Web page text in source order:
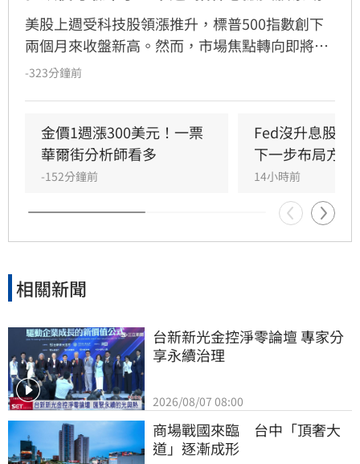
美股上週受科技股領漲推升，標普500指數創下
兩個月來收盤新高。然而，市場焦點轉向即將公
布的7月消費者物價指數（CPI），該數據將成為
彈恐引發股市拋售。目前市場對9月升息的預期
因就業數據疲軟而降溫，但油價波動與通膨焦慮
仍是主要風險。
-323分鐘前
金價1週漲300美元！一票
華爾街分析師看多
-152分鐘前
Fed沒升息股市
下一步布局方向
14小時前
相關新聞
台新新光金控淨零論壇 專家分
享永續治理
2026/08/07 08:00
商場戰國來臨　台中「頂奢大
道」逐漸成形